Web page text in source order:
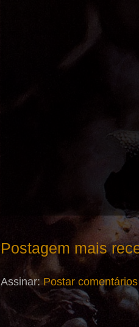
Postagem mais
Assinar:Postar